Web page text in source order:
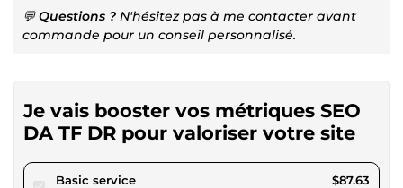
💬Questions ? N'hésitez pas à me contacter avant
commande pour un conseil personnalisé.
Je vais booster vos métriques SEO
DA TF DR pour valoriser votre site
Basic servicepour $80.77 $87.63